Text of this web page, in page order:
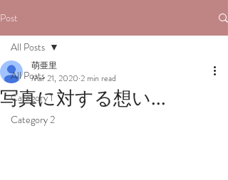
Post
All Posts
Category 1
Category 2
All Posts
写真に対する想い...
萌亜里
Mar 21, 2020 2 min read